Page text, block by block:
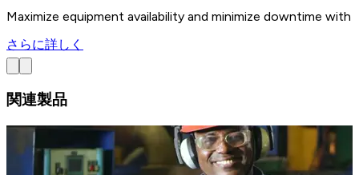
Maximize equipment availability and minimize downtime
さらに詳しく
関連製品